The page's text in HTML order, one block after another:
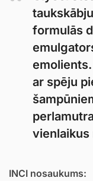
formulās
ar spēju
vienlaikus
INCI nosaukums: